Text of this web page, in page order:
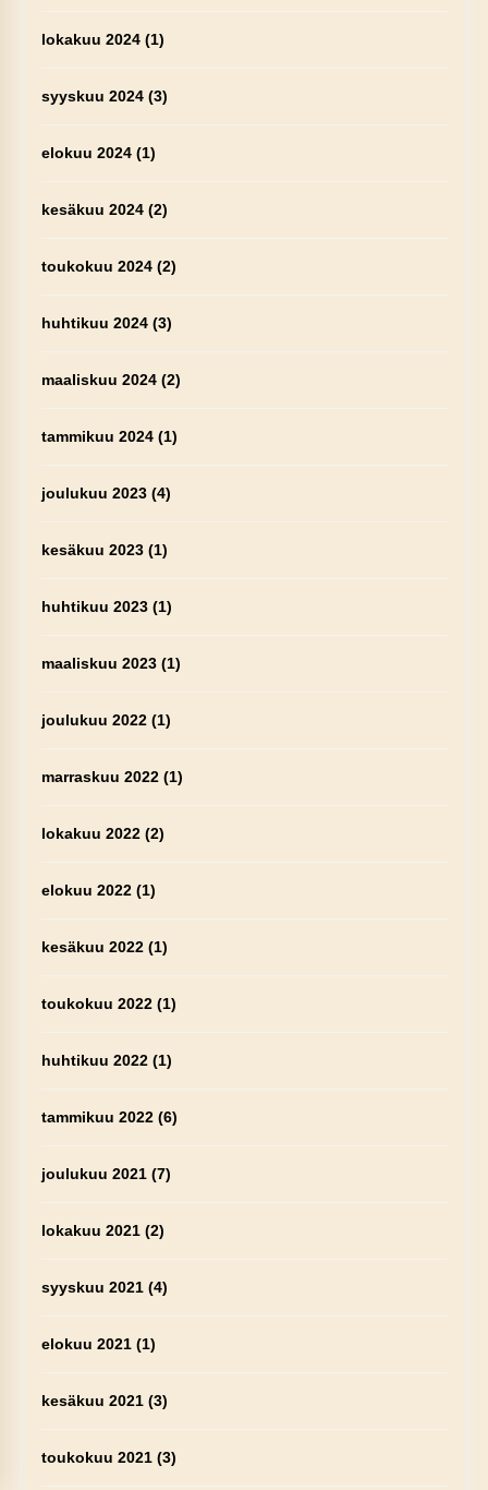
lokakuu 2024(1)
syyskuu 2024(3)
elokuu 2024(1)
kesäkuu 2024(2)
toukokuu 2024(2)
huhtikuu 2024(3)
maaliskuu 2024(2)
tammikuu 2024(1)
joulukuu 2023(4)
kesäkuu 2023(1)
huhtikuu 2023(1)
maaliskuu 2023(1)
joulukuu 2022(1)
marraskuu 2022(1)
lokakuu 2022(2)
elokuu 2022(1)
kesäkuu 2022(1)
toukokuu 2022(1)
huhtikuu 2022(1)
tammikuu 2022(6)
joulukuu 2021(7)
lokakuu 2021(2)
syyskuu 2021(4)
elokuu 2021(1)
kesäkuu 2021(3)
toukokuu 2021(3)